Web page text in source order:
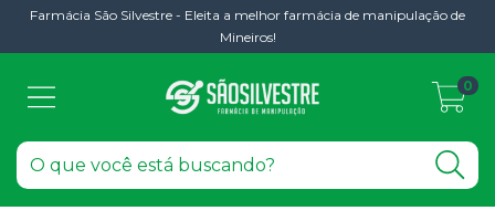
Farmácia São Silvestre - Eleita a melhor farmácia de manipulação de
Mineiros!
0